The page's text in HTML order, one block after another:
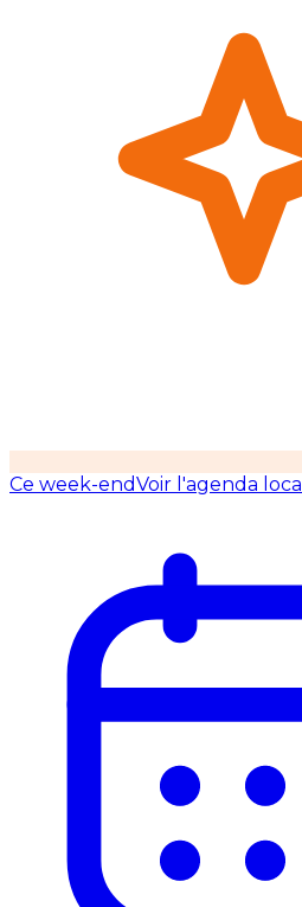
Ce week-endVoir l'agenda local